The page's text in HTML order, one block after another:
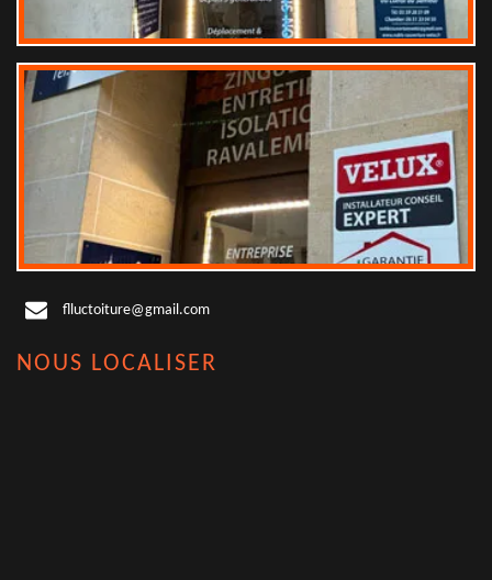
flluctoiture@gmail.com
NOUS LOCALISER